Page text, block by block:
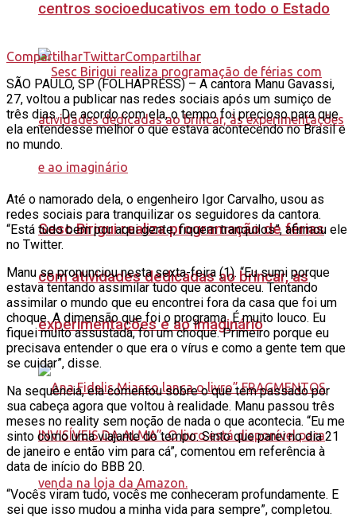
centros socioeducativos em todo o Estado
Sesc Birigui realiza programação de férias
com atividades dedicadas ao brincar, às
experimentações e ao imaginário
CompartilharTwittarCompartilhar
SÃO PAULO, SP (FOLHAPRESS) – A cantora Manu Gavassi,
27, voltou a publicar nas redes sociais após um sumiço de
três dias. De acordo com ela, o tempo foi precioso para que
ela entendesse melhor o que estava acontecendo no Brasil e
no mundo.
Até o namorado dela, o engenheiro Igor Carvalho, usou as
redes sociais para tranquilizar os seguidores da cantora.
“Está tudo bem por aqui gente, fiquem tranquilos”, afirmou ele
no Twitter.
Manu se pronunciou nesta sexta-feira (1). “Eu sumi porque
estava tentando assimilar tudo que aconteceu. Tentando
assimilar o mundo que eu encontrei fora da casa que foi um
choque. A dimensão que foi o programa. É muito louco. Eu
fiquei muito assustada, foi um choque. Primeiro porque eu
precisava entender o que era o vírus e como a gente tem que
se cuidar”, disse.
Na sequência, ela comentou sobre o que tem passado por
sua cabeça agora que voltou à realidade. Manu passou três
meses no reality sem noção de nada o que acontecia. “Eu me
sinto como uma viajante do tempo. Sinto que parei no dia 21
de janeiro e então vim para cá”, comentou em referência à
data de início do BBB 20.
“Vocês viram tudo, vocês me conheceram profundamente. E
sei que isso mudou a minha vida para sempre”, completou.